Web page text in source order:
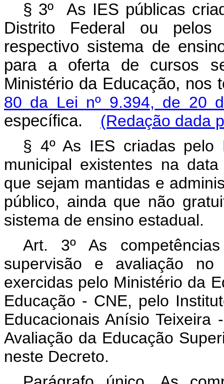
§ 3º As IES públicas
Distrito Federal ou pelos
respectivo sistema de
para a oferta de cursos
Ministério da Educação,
80 da Lei nº 9.394, de 20
específica.
(Redação dada
§ 4º As IES criadas pelo
municipal existentes na
que sejam mantidas e
público, ainda que não
sistema de ensino estadual.
Art. 3º As
supervisão e avaliação
exercidas pelo Ministério da
Educação - CNE, pelo
Educacionais Anísio
Avaliação da Educação
neste Decreto.